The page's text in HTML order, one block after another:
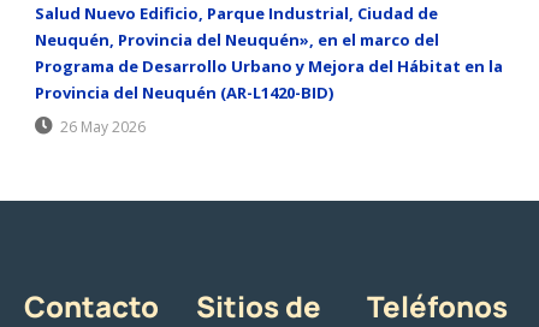
Salud Nuevo Edificio, Parque Industrial, Ciudad de
Neuquén, Provincia del Neuquén», en el marco del
Programa de Desarrollo Urbano y Mejora del Hábitat en la
Provincia del Neuquén (AR-L1420-BID)
26 May 2026
Contacto
Sitios de
Teléfonos